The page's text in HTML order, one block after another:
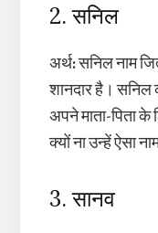
2. सनिल
अर्थ:सनिल नाम
शानदार है। सनिल
अपने माता-पिता के
क्यों ना उन्हें ऐसा
3. सानव